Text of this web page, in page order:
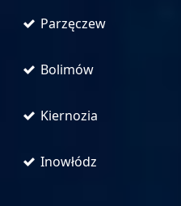
Parzęczew
Bolimów
Kiernozia
Inowłódz